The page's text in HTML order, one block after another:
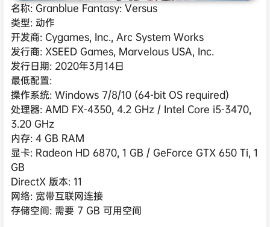
名称: Granblue Fantasy: Versus
类型: 动作
开发商: Cygames, Inc., Arc System Works
发行商: XSEED Games, Marvelous USA, Inc.
发行日期: 2020年3月14日
最低配置:
操作系统: Windows 7/8/10 (64-bit OS required)
处理器: AMD FX-4350, 4.2 GHz / Intel Core i5-3470,
3.20 GHz
内存: 4 GB RAM
显卡: Radeon HD 6870, 1 GB / GeForce GTX 650 Ti, 1
GB
DirectX 版本: 11
网络: 宽带互联网连接
存储空间: 需要 7 GB 可用空间